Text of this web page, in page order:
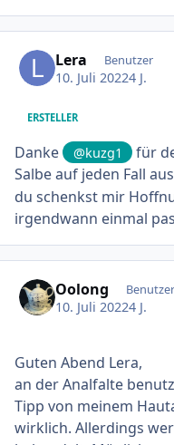
Lera Benutzer
10. Juli 20224 J.
ERSTELLER
Danke @kuzg1
für
Salbe auf jeden Fall
du schenkst mir
irgendwann einmal
Oolong Benutzer
10. Juli 20224 J.
Guten Abend Lera,
an der Analfalte
Tipp von meinem
wirklich. Allerdings